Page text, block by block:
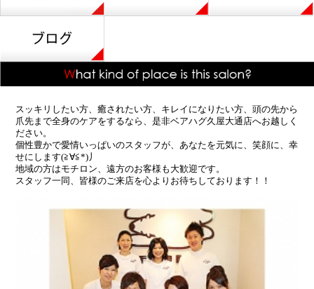
スッキリしたい方、癒されたい方、キレイになりたい方、頭の先から
爪先まで全身のケアをするなら、是非ベアハグ久屋大通店へお越しく
ださい。
個性豊かで愛情いっぱいのスタッフが、あなたを元気に、笑顔に、幸
せにします(≧∀≦*)丿
地域の方はモチロン、遠方のお客様も大歓迎です。
スタッフ一同、皆様のご来店を心よりお待ちしております！！